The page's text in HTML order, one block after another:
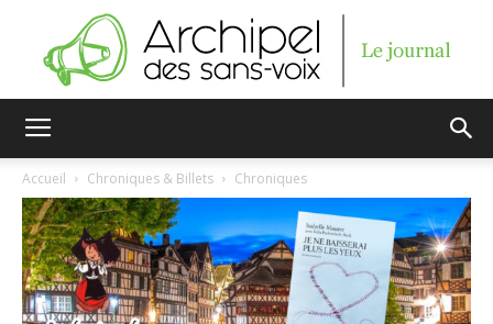
des
Accueil Chroniques & Billets Chroniques